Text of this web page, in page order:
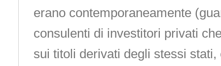
erano contemporaneamente
consulenti di investitori privati
sui titoli derivati degli stessi